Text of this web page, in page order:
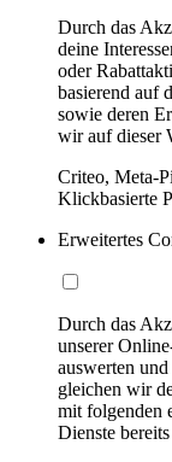
Durch das
deine
oder
basierend auf
sowie deren
wir auf dieser
Criteo, Meta-
Klickbasierte
Erweitertes
Durch das
unserer
auswerten
gleichen wir
mit folgenden
Dienste